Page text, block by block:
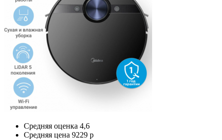
Средняя оценка 4,6
Средняя цена 9229 р